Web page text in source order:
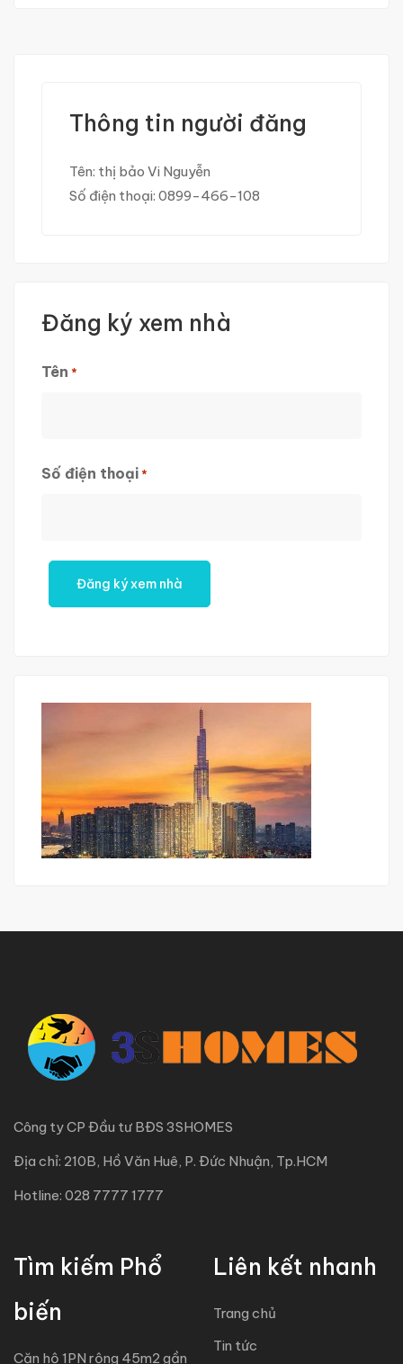
Thông tin người đăng
Tên: thị bảo Vi Nguyễn
Số điện thoại: 0899-466-108
Đăng ký xem nhà
Tên *
Số điện thoại *
Công ty CP Đầu tư BĐS 3SHOMES
Địa chỉ: 210B, Hồ Văn Huê, P. Đức Nhuận, Tp.HCM
Hotline: 028 7777 1777
Tìm kiếm Phổ
biến
Căn hộ 1PN rộng 45m2 gần
Liên kết nhanh
Trang chủ
Tin tức